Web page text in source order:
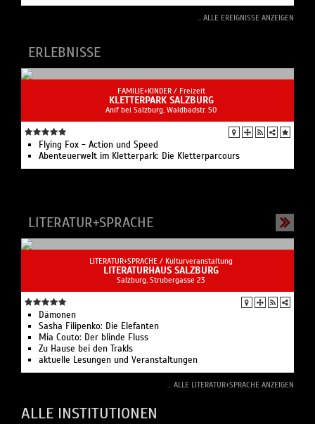
... ALLE EREIGNISSE ANZEIGEN
ERLEBNISSE
FAMILIE+KINDER / Freizeit
KLETTERPARK SALZBURG
Anif bei Salzburg, Waldbadstr. 50
Flying Fox - Action und Speed
Abenteuerwelt im Kletterpark: Die Kletterparcours
LITERATUR+SPRACHE
LITERATUR+SPRACHE / Kulturveranstaltung
LITERATURHAUS SALZBURG
Salzburg, Strubergasse 23
Dämonen
Sasha Filipenko: Die Elefanten
Mia Couto: Der blinde Fluss
Zu Hause bei den Trakls
aktuelle Lesungen und Veranstaltungen
... ALLE LITERATUR+SPRACHE ANZEIGEN
ALLE INSTITUTIONEN